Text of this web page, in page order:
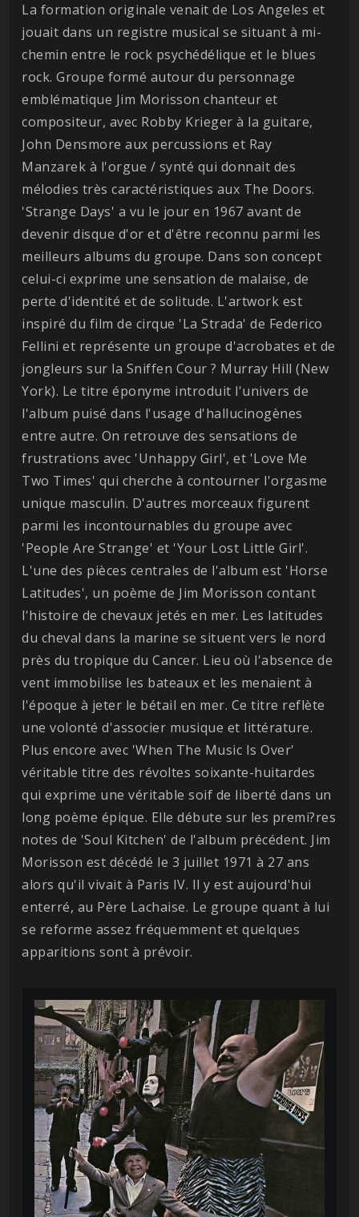
La formation originale venait de Los Angeles et
jouait dans un registre musical se situant à mi-
chemin entre le rock psychédélique et le blues
rock. Groupe formé autour du personnage
emblématique Jim Morisson chanteur et
compositeur, avec Robby Krieger à la guitare,
John Densmore aux percussions et Ray
Manzarek à l'orgue / synté qui donnait des
mélodies très caractéristiques aux The Doors.
'Strange Days' a vu le jour en 1967 avant de
devenir disque d'or et d'être reconnu parmi les
meilleurs albums du groupe. Dans son concept
celui-ci exprime une sensation de malaise, de
perte d'identité et de solitude. L'artwork est
inspiré du film de cirque 'La Strada' de Federico
Fellini et représente un groupe d'acrobates et de
jongleurs sur la Sniffen Cour ? Murray Hill (New
York). Le titre éponyme introduit l'univers de
l'album puisé dans l'usage d'hallucinogènes
entre autre. On retrouve des sensations de
frustrations avec 'Unhappy Girl', et 'Love Me
Two Times' qui cherche à contourner l'orgasme
unique masculin. D'autres morceaux figurent
parmi les incontournables du groupe avec
'People Are Strange' et 'Your Lost Little Girl'.
L'une des pièces centrales de l'album est 'Horse
Latitudes', un poème de Jim Morisson contant
l'histoire de chevaux jetés en mer. Les latitudes
du cheval dans la marine se situent vers le nord
près du tropique du Cancer. Lieu où l'absence de
vent immobilise les bateaux et les menaient à
l'époque à jeter le bétail en mer. Ce titre reflète
une volonté d'associer musique et littérature.
Plus encore avec 'When The Music Is Over'
véritable titre des révoltes soixante-huitardes
qui exprime une véritable soif de liberté dans un
long poème épique. Elle débute sur les premi?res
notes de 'Soul Kitchen' de l'album précédent. Jim
Morisson est décédé le 3 juillet 1971 à 27 ans
alors qu'il vivait à Paris IV. Il y est aujourd'hui
enterré, au Père Lachaise. Le groupe quant à lui
se reforme assez fréquemment et quelques
apparitions sont à prévoir.